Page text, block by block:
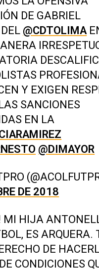
DE GABRIEL
@CDTOLIMA
Y EXIGEN
SANCIONES
EN LA
@DIMAYOR
DE 2018
MI HIJA
ES ARQUERA.
DE
CONDICIONES